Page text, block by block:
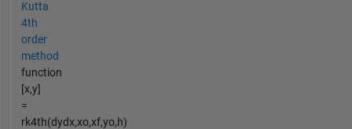
Kutta
4th
order
method
function
[x,y]
=
rk4th(dydx,xo,xf,yo,h)